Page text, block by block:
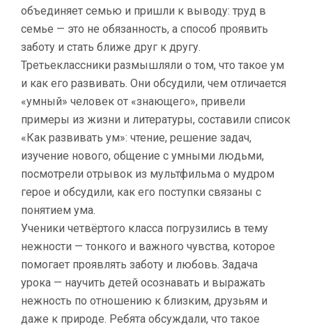
объединяет семью и пришли к выводу: труд в
семье — это не обязанность, а способ проявить
заботу и стать ближе друг к другу.
Третьеклассники размышляли о том, что такое ум
и как его развивать. Они обсудили, чем отличается
«умный» человек от «знающего», привели
примеры из жизни и литературы, составили список
«Как развивать ум»: чтение, решение задач,
изучение нового, общение с умными людьми,
посмотрели отрывок из мультфильма о мудром
герое и обсудили, как его поступки связаны с
понятием ума.
Ученики четвёртого класса погрузились в тему
нежности — тонкого и важного чувства, которое
помогает проявлять заботу и любовь. Задача
урока — научить детей осознавать и выражать
нежность по отношению к близким, друзьям и
даже к природе. Ребята обсуждали, что такое